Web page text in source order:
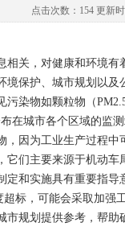
点击次数：154 更新
，对健康和环境有
保护、城市规划以及
物如颗粒物（PM2.5
在城市各个区域的
，因为工业生产过程
们主要来源于机动车
和实施具有重要指导
标，可能会采取加强
市规划提供参考，帮